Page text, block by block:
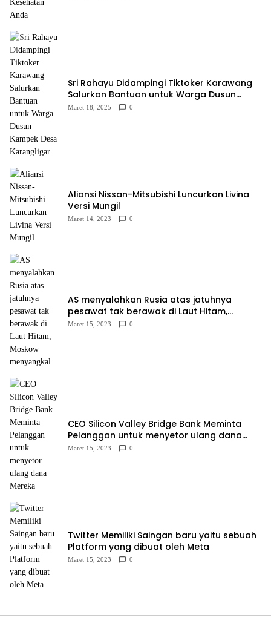
Sri Rahayu Didampingi Tiktoker Karawang
Salurkan Bantuan untuk Warga Dusun
Kampek Desa Karangligar
Maret 18, 2025 0
Aliansi Nissan-Mitsubishi Luncurkan Livina
Versi Mungil
Maret 14, 2023 0
AS menyalahkan Rusia atas jatuhnya
pesawat tak berawak di Laut Hitam,
Moskow menyangkal
Maret 15, 2023 0
CEO Silicon Valley Bridge Bank Meminta
Pelanggan untuk menyetor ulang dana
Mereka
Maret 15, 2023 0
Twitter Memiliki Saingan baru yaitu sebuah
Platform yang dibuat oleh Meta
Maret 15, 2023 0